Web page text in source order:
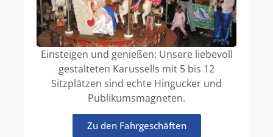
Einsteigen und genießen: Unsere liebevoll
gestalteten Karussells mit 5 bis 12
Sitzplätzen sind echte Hingucker und
Publikumsmagneten.
Zu den Fahrgeschäften